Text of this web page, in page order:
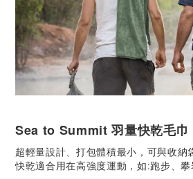
Sea to Summit 羽量快乾毛巾
超輕量設計、打包體積最小，可與收納
快乾適合用在高強度運動，如:跑步、攀